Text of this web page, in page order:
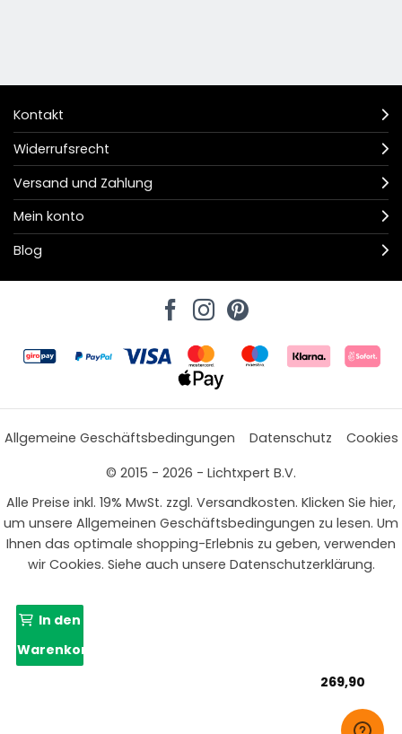
Kontakt
Widerrufsrecht
Versand und Zahlung
Mein konto
Blog
Allgemeine Geschäftsbedingungen Datenschutz
Cookies
© 2015 - 2026 - Lichtxpert B.V.
Alle Preise inkl. 19% MwSt. zzgl. Versandkosten. Klicken Sie hier,
um unsere Allgemeinen Geschäftsbedingungen zu lesen. Um
Ihnen das optimale shopping-Erlebnis zu geben, verwenden
wir Cookies. Siehe auch unsere Datenschutzerklärung.
269,90
In den
Warenkorb